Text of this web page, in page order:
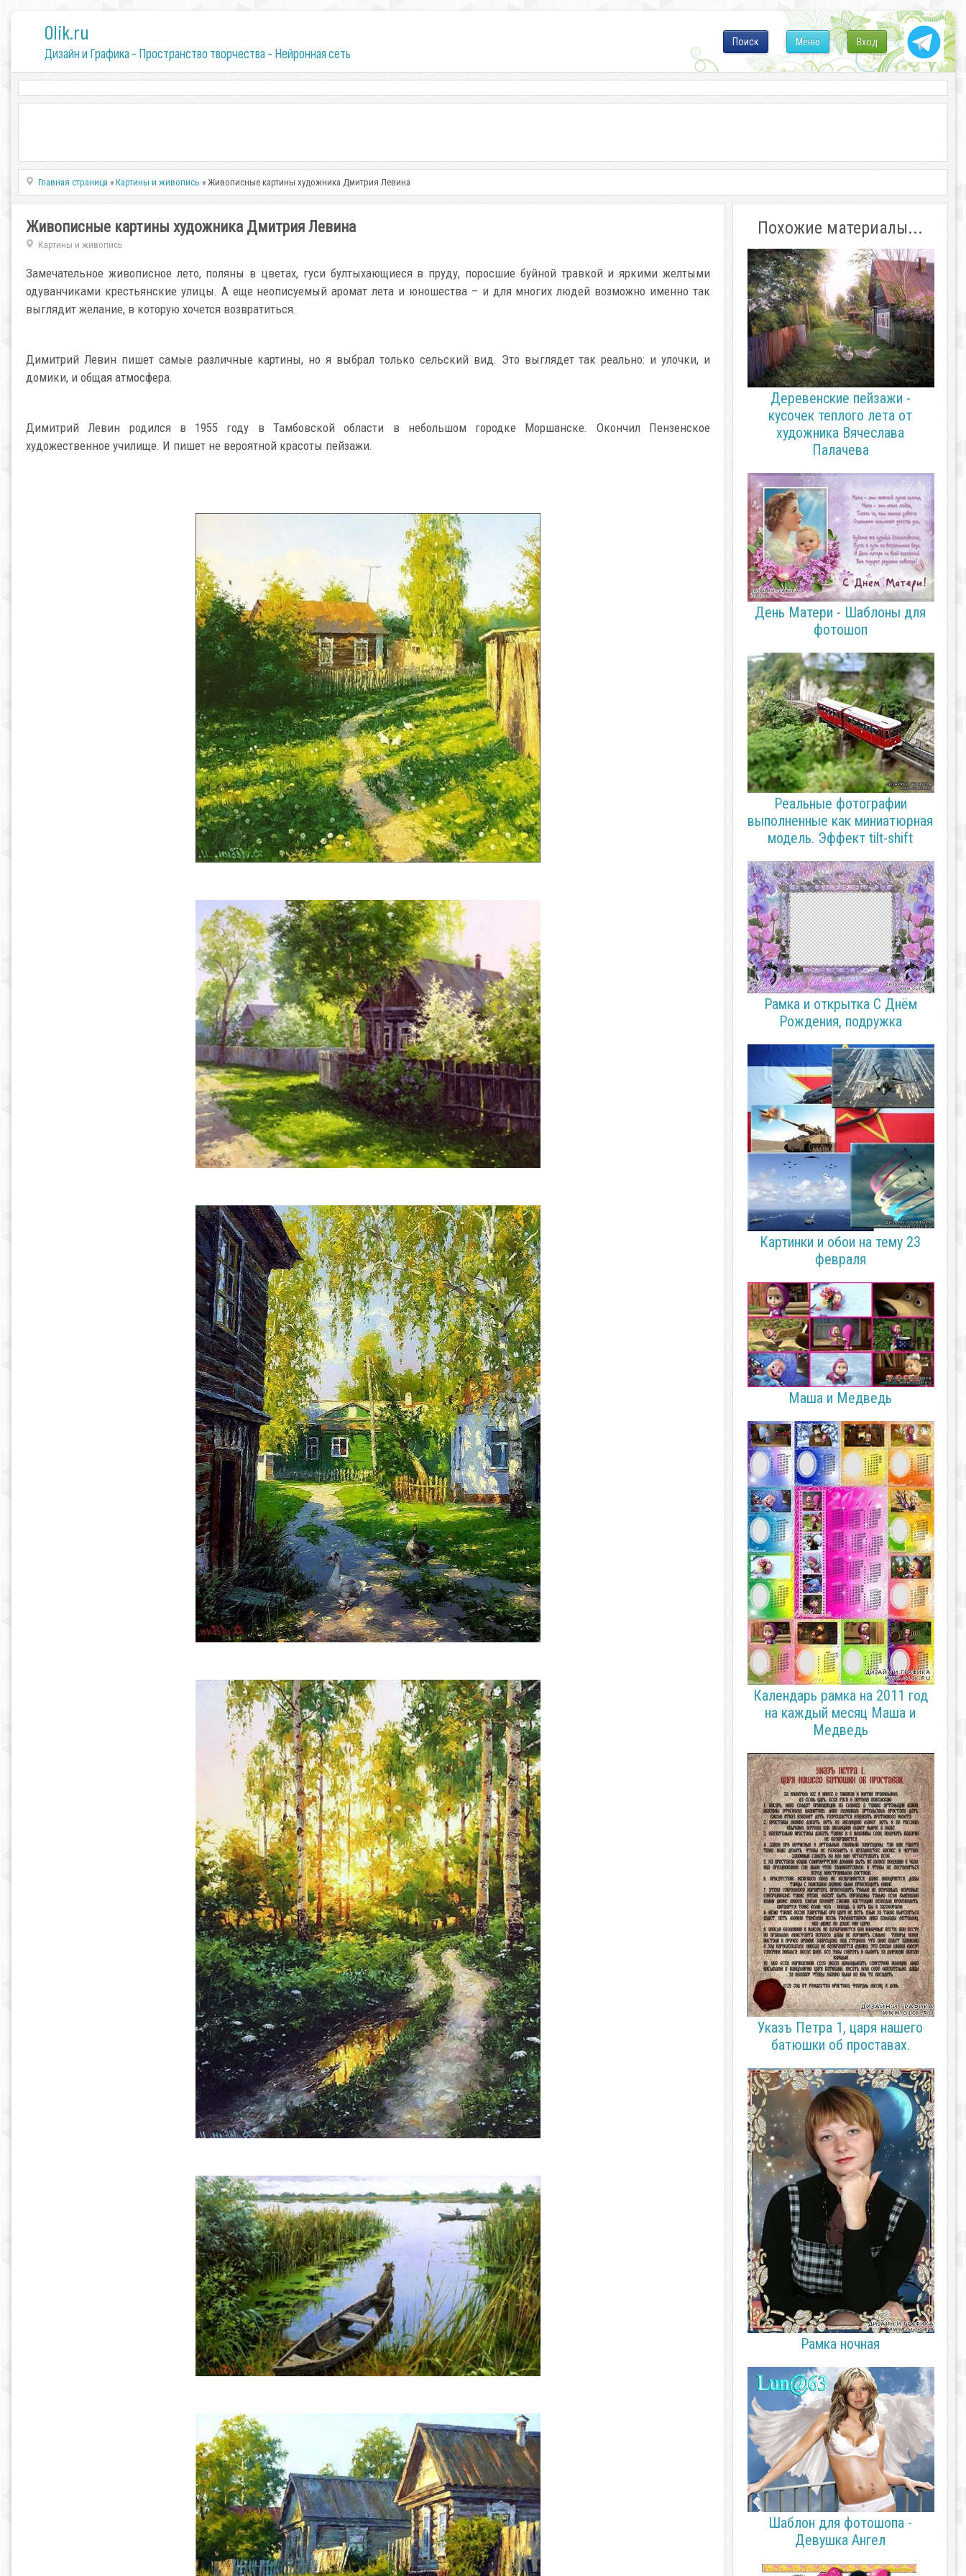
0lik.ru
Дизайн и Графика - Пространство творчества - Нейронная сеть
Вход
Меню
Поиск
Главная страница »Картины и живопись » Живописные картины художника Дмитрия Левина
Живописные картины художника Дмитрия Левина
Картины и живопись
Замечательное живописное лето, поляны в цветах, гуси бултыхающиеся в пруду, поросшие буйной травкой и яркими желтыми
одуванчиками крестьянские улицы. А еще неописуемый аромат лета и юношества – и для многих людей возможно именно так
выглядит желание, в которую хочется возвратиться.
Димитрий Левин пишет самые различные картины, но я выбрал только сельский вид. Это выглядет так реально: и улочки, и
домики, и общая атмосфера.
Димитрий Левин родился в 1955 году в Тамбовской области в небольшом городке Моршанске. Окончил Пензенское
художественное училище. И пишет не вероятной красоты пейзажи.
Похожие материалы...
Деревенские пейзажи -
кусочек теплого лета от
художника Вячеслава
Палачева
День Матери - Шаблоны для
фотошоп
Реальные фотографии
выполненные как миниатюрная
модель. Эффект tilt-shift
Рамка и открытка С Днём
Рождения, подружка
Картинки и обои на тему 23
февраля
Маша и Медведь
Календарь рамка на 2011 год
на каждый месяц Маша и
Медведь
Указъ Петра 1, царя нашего
батюшки об проставах.
Рамка ночная
Шаблон для фотошопа -
Девушка Ангел